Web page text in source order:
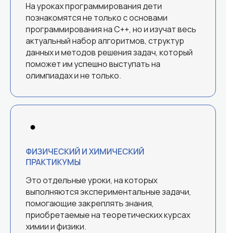
На уроках программирования дети
познакомятся не только с основами
программирования на С++, но и изучат весь
актуальный набор алгоритмов, структур
данных и методов решения задач, который
поможет им успешно выступать на
олимпиадах и не только.
ФИЗИЧЕСКИЙ И ХИМИЧЕСКИЙ
ПРАКТИКУМЫ
Это отдельные уроки, на которых
выполняются экспериментальные задачи,
помогающие закреплять знания,
приобретаемые на теоретических курсах
химии и физики.
! Высокие результаты на олимпиадах
(в том числе на финалах
Всероссийской олимпиады)
! Поступление в лучшие ВУЗы страны
(МГУ, ВШЭ, МФТИ)